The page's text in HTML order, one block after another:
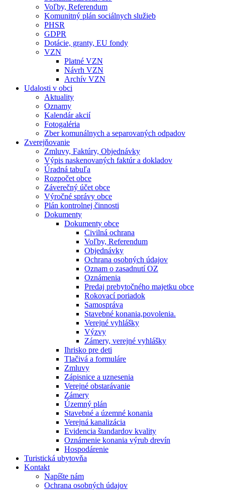
Voľby, Referendum
Komunitný plán sociálnych služieb
PHSR
GDPR
Dotácie, granty, EU fondy
VZN
Platné VZN
Návrh VZN
Archív VZN
Udalosti v obci
Aktuality
Oznamy
Kalendár akcií
Fotogaléria
Zber komunálnych a separovaných odpadov
Zverejňovanie
Zmluvy, Faktúry, Objednávky
Výpis naskenovaných faktúr a dokladov
Úradná tabuľa
Rozpočet obce
Záverečný účet obce
Výročné správy obce
Plán kontrolnej činnosti
Dokumenty
Dokumenty obce
Civilná ochrana
Voľby, Referendum
Objednávky
Ochrana osobných údajov
Oznam o zasadnutí OZ
Oznámenia
Predaj prebytočného majetku obce
Rokovací poriadok
Samospráva
Stavebné konania,povolenia.
Verejné vyhlášky
Výzvy
Zámery, verejné vyhlášky
Ihrisko pre deti
Tlačivá a formuláre
Zmluvy
Zápisnice a uznesenia
Verejné obstarávanie
Zámery
Územný plán
Stavebné a územné konania
Verejná kanalizácia
Evidencia štandardov kvality
Oznámenie konania výrub drevín
Hospodárenie
Turistická ubytovňa
Kontakt
Napíšte nám
Ochrana osobných údajov